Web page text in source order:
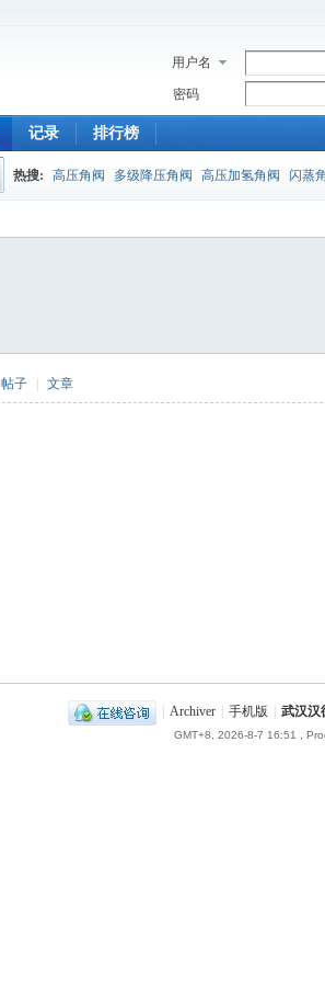
用户名
密码
记录 排行榜
热搜: 高压角阀 多级降压角阀 高压加氢角阀 闪蒸
帖子 文章
Archiver 手机版 武汉汉
GMT+8, 2026-8-7 16:51 ,